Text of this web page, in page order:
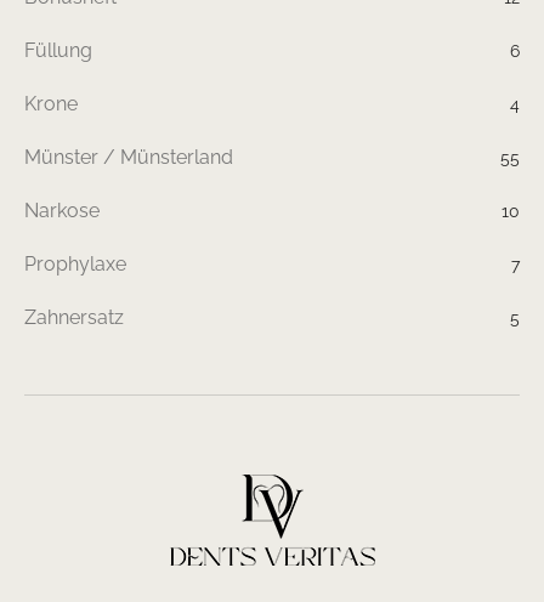
Füllung 6
Krone 4
Münster / Münsterland 55
Narkose 10
Prophylaxe 7
Zahnersatz 5